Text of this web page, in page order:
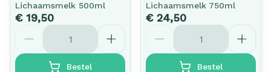
Lichaamsmelk 500ml
€ 19,50
Aantal
Bestel
Lichaamsmelk 750ml
€ 24,50
Aantal
Bestel